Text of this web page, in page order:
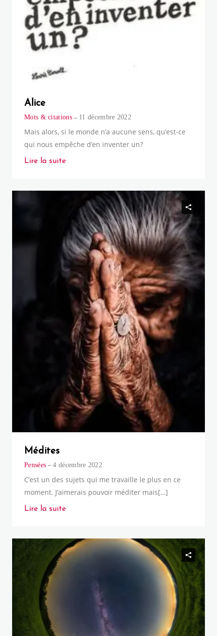
Alice
Mots & citations 11 décembre 2022
Mais alors, si le monde n’a aucune sens, qu’est-ce
qui nous empêche d’en inventer un?
Lire la suite
Médites
Pensées 4 décembre 2022
C’est un des sujets qui me travaille le plus en ce
moment. J’aimerais pouvoir méditer mais[…]
Lire la suite